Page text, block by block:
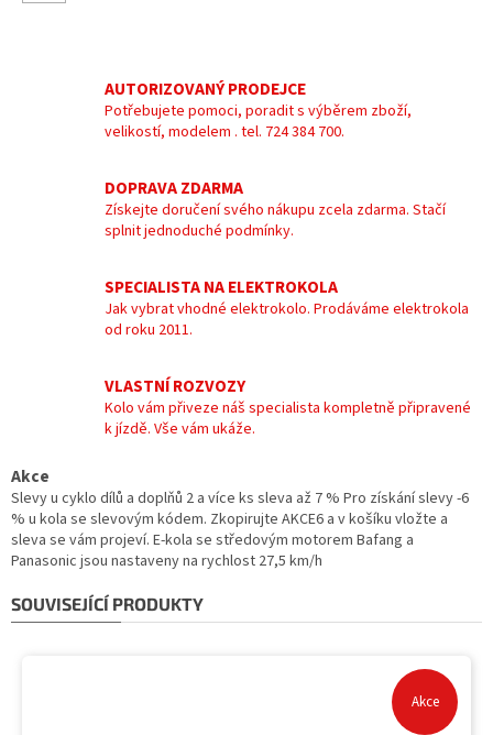
AUTORIZOVANÝ PRODEJCE
Potřebujete pomoci, poradit s výběrem zboží,
velikostí, modelem . tel. 724 384 700.
DOPRAVA ZDARMA
Získejte doručení svého nákupu zcela zdarma. Stačí
splnit jednoduché podmínky.
SPECIALISTA NA ELEKTROKOLA
Jak vybrat vhodné elektrokolo. Prodáváme elektrokola
od roku 2011.
VLASTNÍ ROZVOZY
Kolo vám přiveze náš specialista kompletně připravené
k jízdě. Vše vám ukáže.
Akce
Slevy u cyklo dílů a doplňů 2 a více ks sleva až 7 % Pro získání slevy -6
% u kola se slevovým kódem. Zkopirujte AKCE6 a v košíku vložte a
sleva se vám projeví. E-kola se středovým motorem Bafang a
Panasonic jsou nastaveny na rychlost 27,5 km/h
SOUVISEJÍCÍ PRODUKTY
Akce